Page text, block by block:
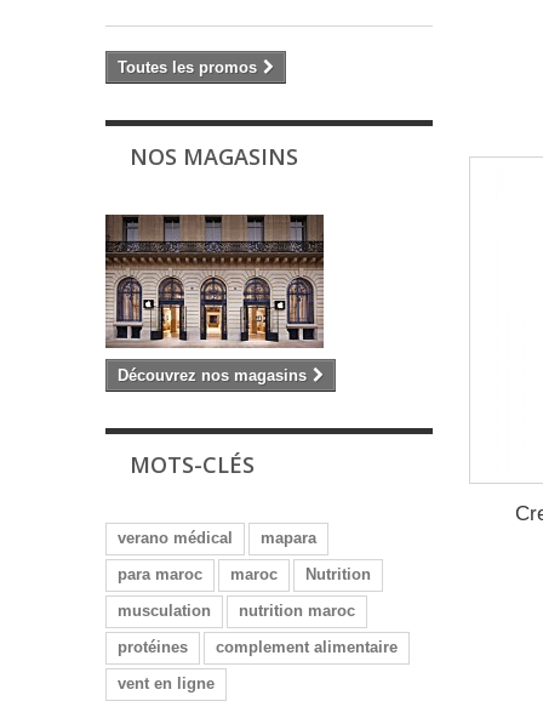
Toutes les promos
NOS MAGASINS
Découvrez nos magasins
MOTS-CLÉS
verano médical
mapara
para maroc
maroc
Nutrition
musculation
nutrition maroc
protéines
complement alimentaire
vent en ligne